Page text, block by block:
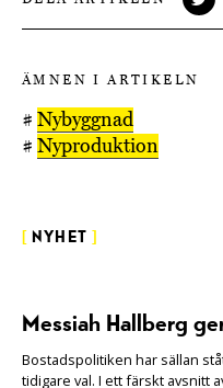
ÄMNEN I ARTIKELN
# Nybyggnad
# Nyproduktion
NYHET
Messiah Hallberg
Bostadspolitiken har sällan
tidigare val. I ett färskt avsnitt